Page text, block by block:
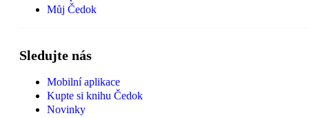
Můj Čedok
Sledujte nás
Mobilní aplikace
Kupte si knihu Čedok
Novinky